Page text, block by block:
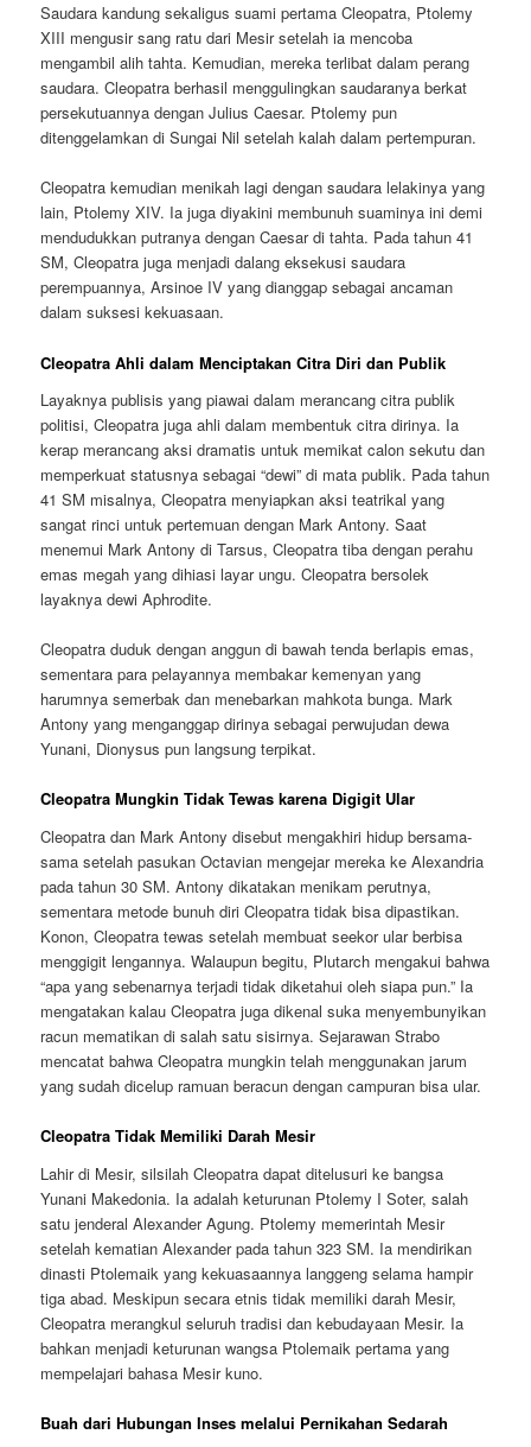
Saudara kandung sekaligus suami pertama Cleopatra, Ptolemy
XIII mengusir sang ratu dari Mesir setelah ia mencoba
mengambil alih tahta. Kemudian, mereka terlibat dalam perang
saudara. Cleopatra berhasil menggulingkan saudaranya berkat
persekutuannya dengan Julius Caesar. Ptolemy pun
ditenggelamkan di Sungai Nil setelah kalah dalam pertempuran.
Cleopatra kemudian menikah lagi dengan saudara lelakinya yang
lain, Ptolemy XIV. Ia juga diyakini membunuh suaminya ini demi
mendudukkan putranya dengan Caesar di tahta. Pada tahun 41
SM, Cleopatra juga menjadi dalang eksekusi saudara
perempuannya, Arsinoe IV yang dianggap sebagai ancaman
dalam suksesi kekuasaan.
Cleopatra Ahli dalam Menciptakan Citra Diri dan Publik
Layaknya publisis yang piawai dalam merancang citra publik
politisi, Cleopatra juga ahli dalam membentuk citra dirinya. Ia
kerap merancang aksi dramatis untuk memikat calon sekutu dan
memperkuat statusnya sebagai “dewi” di mata publik. Pada tahun
41 SM misalnya, Cleopatra menyiapkan aksi teatrikal yang
sangat rinci untuk pertemuan dengan Mark Antony. Saat
menemui Mark Antony di Tarsus, Cleopatra tiba dengan perahu
emas megah yang dihiasi layar ungu. Cleopatra bersolek
layaknya dewi Aphrodite.
Cleopatra duduk dengan anggun di bawah tenda berlapis emas,
sementara para pelayannya membakar kemenyan yang
harumnya semerbak dan menebarkan mahkota bunga. Mark
Antony yang menganggap dirinya sebagai perwujudan dewa
Yunani, Dionysus pun langsung terpikat.
Cleopatra Mungkin Tidak Tewas karena Digigit Ular
Cleopatra dan Mark Antony disebut mengakhiri hidup bersama-
sama setelah pasukan Octavian mengejar mereka ke Alexandria
pada tahun 30 SM. Antony dikatakan menikam perutnya,
sementara metode bunuh diri Cleopatra tidak bisa dipastikan.
Konon, Cleopatra tewas setelah membuat seekor ular berbisa
menggigit lengannya. Walaupun begitu, Plutarch mengakui bahwa
“apa yang sebenarnya terjadi tidak diketahui oleh siapa pun.” Ia
mengatakan kalau Cleopatra juga dikenal suka menyembunyikan
racun mematikan di salah satu sisirnya. Sejarawan Strabo
mencatat bahwa Cleopatra mungkin telah menggunakan jarum
yang sudah dicelup ramuan beracun dengan campuran bisa ular.
Cleopatra Tidak Memiliki Darah Mesir
Lahir di Mesir, silsilah Cleopatra dapat ditelusuri ke bangsa
Yunani Makedonia. Ia adalah keturunan Ptolemy I Soter, salah
satu jenderal Alexander Agung. Ptolemy memerintah Mesir
setelah kematian Alexander pada tahun 323 SM. Ia mendirikan
dinasti Ptolemaik yang kekuasaannya langgeng selama hampir
tiga abad. Meskipun secara etnis tidak memiliki darah Mesir,
Cleopatra merangkul seluruh tradisi dan kebudayaan Mesir. Ia
bahkan menjadi keturunan wangsa Ptolemaik pertama yang
mempelajari bahasa Mesir kuno.
Buah dari Hubungan Inses melalui Pernikahan Sedarah